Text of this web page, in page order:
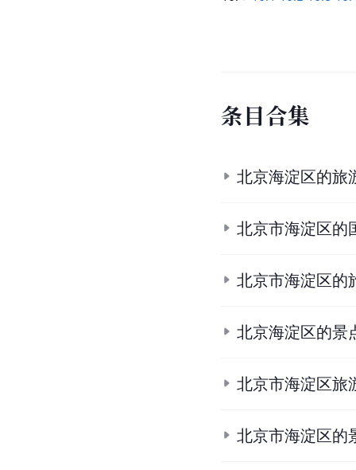
条目合集
北京海淀区的旅
北京市海淀区的
北京市海淀区的
北京海淀区的景
北京市海淀区旅
北京市海淀区的